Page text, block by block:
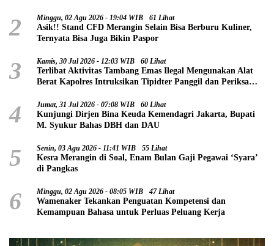
2 Minggu, 02 Agu 2026 - 19:04 WIB 61 Lihat
Asik!! Stand CFD Merangin Selain Bisa Berburu Kuliner,
Ternyata Bisa Juga Bikin Paspor
3 Kamis, 30 Jul 2026 - 12:03 WIB 60 Lihat
Terlibat Aktivitas Tambang Emas Ilegal Mengunakan Alat
Berat Kapolres Intruksikan Tipidter Panggil dan Periksa
4 Jumat, 31 Jul 2026 - 07:08 WIB 60 Lihat
Kunjungi Dirjen Bina Keuda Kemendagri Jakarta, Bupati
M. Syukur Bahas DBH dan DAU
5 Senin, 03 Agu 2026 - 11:41 WIB 55 Lihat
Kesra Merangin di Soal, Enam Bulan Gaji Pegawai ‘Syara’
di Pangkas
6 Minggu, 02 Agu 2026 - 08:05 WIB 47 Lihat
Wamenaker Tekankan Penguatan Kompetensi dan
Kemampuan Bahasa untuk Perluas Peluang Kerja